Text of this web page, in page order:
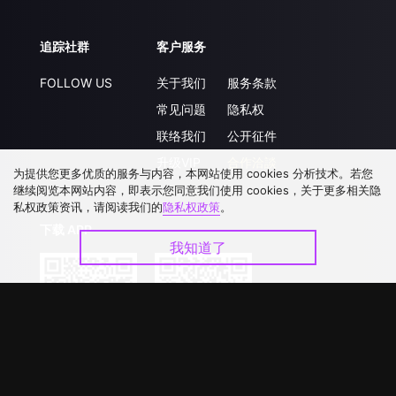
追踪社群
FOLLOW US
客户服务
关于我们
常见问题
联络我们
服务条款
隐私权
公开征件
下载 APP
为提供您更多优质的服务与内容，本网站使用 cookies 分析技术。若您
继续阅览本网站内容，即表示您同意我们使用 cookies，关于更多相关隐
私权政策资讯，请阅读我们的隐私权政策。
我知道了